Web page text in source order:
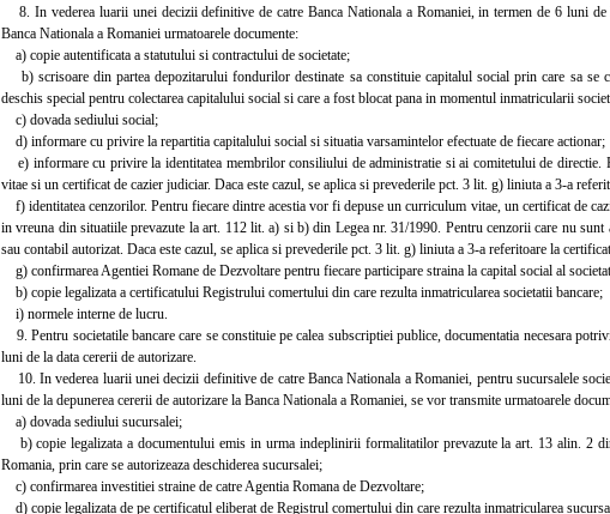
8. In vederea luarii unei decizii definitive de catre Banca Nationala a Romaniei, in termen de 6 luni
Banca Nationala a Romaniei urmatoarele documente:
a) copie autentificata a statutului si contractului de societate;
b) scrisoare din partea depozitarului fondurilor destinate sa constituie capitalul social prin care sa se
deschis special pentru colectarea capitalului social si care a fost blocat pana in momentul inmatricularii
c) dovada sediului social;
d) informare cu privire la repartitia capitalului social si situatia varsamintelor efectuate de fiecare actionar;
e) informare cu privire la identitatea membrilor consiliului de administratie si ai comitetului de directie.
vitae si un certificat de cazier judiciar. Daca este cazul, se aplica si prevederile pct. 3 lit. g) liniuta a 3-a
f) identitatea cenzorilor. Pentru fiecare dintre acestia vor fi depuse un curriculum vitae, un certificat de
in vreuna din situatiile prevazute la art. 112 lit. a) si b) din Legea nr. 31/1990. Pentru cenzorii care nu
sau contabil autorizat. Daca este cazul, se aplica si prevederile pct. 3 lit. g) liniuta a 3-a referitoare la
g) confirmarea Agentiei Romane de Dezvoltare pentru fiecare participare straina la capital social al
b) copie legalizata a certificatului Registrului comertului din care rezulta inmatricularea societatii bancare;
i) normele interne de lucru.
9. Pentru societatile bancare care se constituie pe calea subscriptiei publice, documentatia necesara
luni de la data cererii de autorizare.
10. In vederea luarii unei decizii definitive de catre Banca Nationala a Romaniei, pentru sucursalele
luni de la depunerea cererii de autorizare la Banca Nationala a Romaniei, se vor transmite urmatoarele
a) dovada sediului sucursalei;
b) copie legalizata a documentului emis in urma indeplinirii formalitatilor prevazute la art. 13 alin. 2
Romania, prin care se autorizeaza deschiderea sucursalei;
c) confirmarea investitiei straine de catre Agentia Romana de Dezvoltare;
d) copie legalizata de pe certificatul eliberat de Registrul comertului din care rezulta inmatricularea